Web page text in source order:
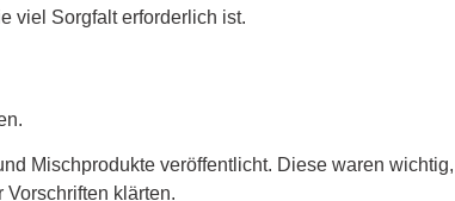
viel Sorgfalt erforderlich ist.
Mischprodukte veröffentlicht. Diese waren wichtig,
klärten.